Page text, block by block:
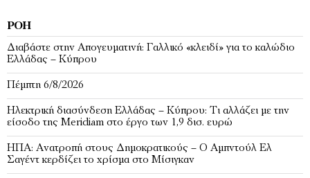
ΡΟΉ
Διαβάστε στην Απογευματινή: Γαλλικό «κλειδί» για το καλώδιο
Ελλάδας – Κύπρου
Πέμπτη 6/8/2026
Ηλεκτρική διασύνδεση Ελλάδας – Κύπρου: Τι αλλάζει με την
είσοδο της Meridiam στο έργο των 1,9 δισ. ευρώ
ΗΠΑ: Ανατροπή στους Δημοκρατικούς – Ο Αμπντούλ Ελ
Σαγέντ κερδίζει το χρίσμα στο Μίσιγκαν